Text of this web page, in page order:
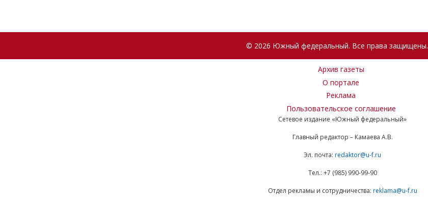
© 2026 Южный федеральный. Все права защищены.
Архив газеты
О портале
Реклама
Пользовательское соглашение
Сетевое издание «Южный федеральный»
Главный редактор – Камаева А.В.
Эл. почта: redaktor@u-f.ru
Тел.: +7 (985) 990-99-90
Отдел рекламы и сотрудничества: reklama@u-f.ru